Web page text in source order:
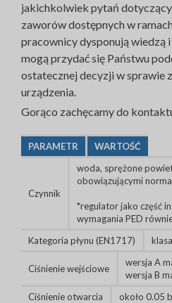
jakichkolwiek pytań
zaworów dostępnych w
pracownicy dysponują wiedzą
mogą przydać się Państwu
ostatecznej decyzji w sprawie
urządzenia.
Gorąco zachęcamy do
PARAMETR WARTOŚĆ
Czynnik
woda, sprężone
obowiązującymi
*regulator jako część
wymagania PED
Kategoria płynu (EN1717)
Ciśnienie wejściowe
wersja A
wersja B
Ciśnienie otwarcia
około 0.05